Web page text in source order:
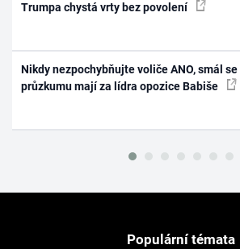
Trumpa chystá vrty bez povolení
Nikdy nezpochybňujte voliče ANO, smál
průzkumu mají za lídra opozice Babiše
Populární témata